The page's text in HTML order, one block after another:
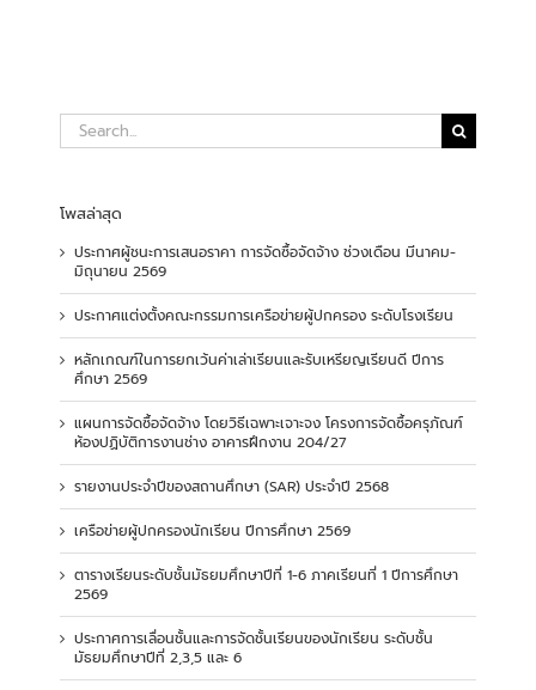
Search
for:
โพสล่าสุด
ประกาศผู้ชนะการเสนอราคา การจัดซื้อจัดจ้าง ช่วงเดือน มีนาคม-
มิถุนายน 2569
ประกาศแต่งตั้งคณะกรรมการเครือข่ายผู้ปกครอง ระดับโรงเรียน
หลักเกณฑ์ในการยกเว้นค่าเล่าเรียนและรับเหรียญเรียนดี ปีการ
ศึกษา 2569
แผนการจัดซื้อจัดจ้าง โดยวิธีเฉพาะเจาะจง โครงการจัดซื้อครุภัณฑ์
ห้องปฏิบัติการงานช่าง อาคารฝึกงาน 204/27
รายงานประจำปีของสถานศึกษา (SAR) ประจำปี 2568
เครือข่ายผู้ปกครองนักเรียน ปีการศึกษา 2569
ตารางเรียนระดับชั้นมัธยมศึกษาปีที่ 1-6 ภาคเรียนที่ 1 ปีการศึกษา
2569
ประกาศการเลื่อนชั้นและการจัดชั้นเรียนของนักเรียน ระดับชั้น
มัธยมศึกษาปีที่ 2,3,5 และ 6